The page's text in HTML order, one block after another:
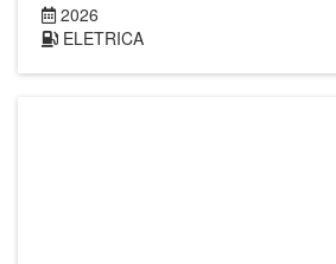
2026
ELETRICA